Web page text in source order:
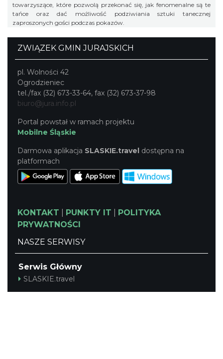
towarzyszące, które pozwolą przekonać się, jak fenomenalne są te
tańce oraz dać możliwość podziwiania sztuki tanecznej
zaproszonych gości podczas pokazów.
ZWIĄZEK GMIN JURAJSKICH
pl. Wolności 42
Ogrodzieniec
tel./fax (32) 673-33-64, fax (32) 673-37-98
biuro@jura.info.pl
Portal powstał w ramach projektu
Mobilne Śląskie
Darmowa aplikacja SLASKIE.travel dostępna na
platformach
KONTAKT PUNKTY IT
POLITYKA
PRYWATNOŚCI
NASZE SERWISY
Serwis Główny
SLASKIE.travel